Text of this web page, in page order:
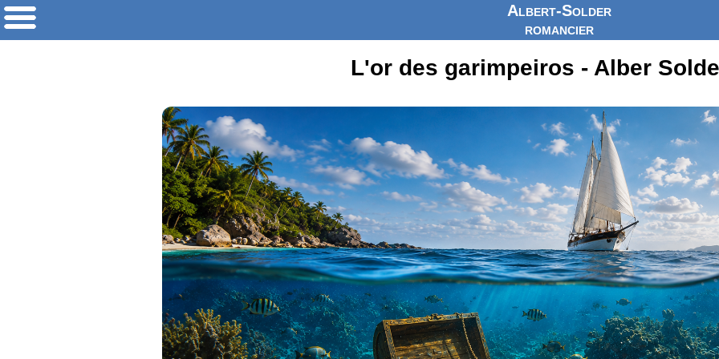
Albert-Solder
romancier
L'or des garimpeiros - Alber